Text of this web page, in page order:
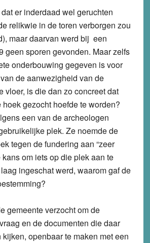
er inderdaad wel geruchten
relikwie in de toren verborgen zou
maar daarvan werd bij een
geen sporen gevonden. Maar zelfs
onderbouwing gegeven is voor
de aanwezigheid van de
vloer, is die dan zo concreet dat
gezocht hoefde te worden?
een van de archeologen
plek. Ze noemde de
tegen de fundering aan “zeer
kans om iets op die plek aan te
ingeschat werd, waarom gaf de
gemeente verzocht om de
en de documenten die daar
openbaar te maken met een